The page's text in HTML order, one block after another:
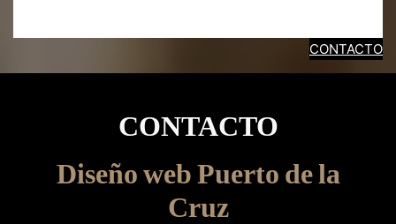
CONTACTO
CONTACTO
Diseño web Puerto de la
Cruz